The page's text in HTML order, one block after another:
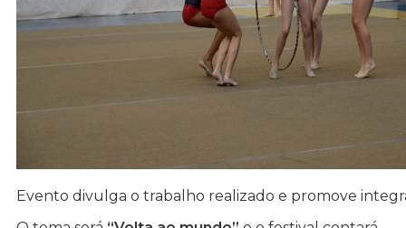
Evento divulga o trabalho realizado e promove